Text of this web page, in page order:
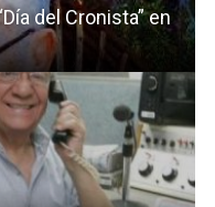
del Cronista” en